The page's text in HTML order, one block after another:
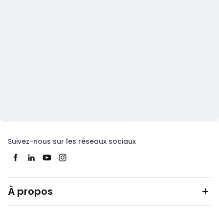
Suivez-nous sur les réseaux sociaux
À propos